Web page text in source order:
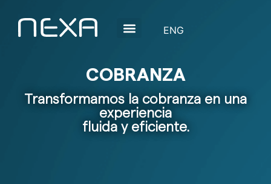
COBRANZA
Transformamos la cobranza en una
experiencia
fluida y eficiente.